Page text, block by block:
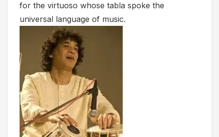
for the virtuoso whose tabla spoke the
universal language of music.